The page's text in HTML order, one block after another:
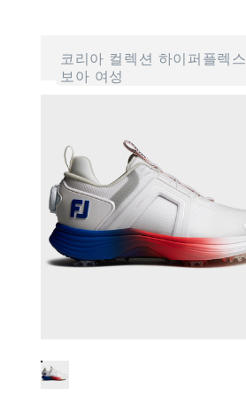
코리아 컬렉션 하이퍼플렉스
보아 여성